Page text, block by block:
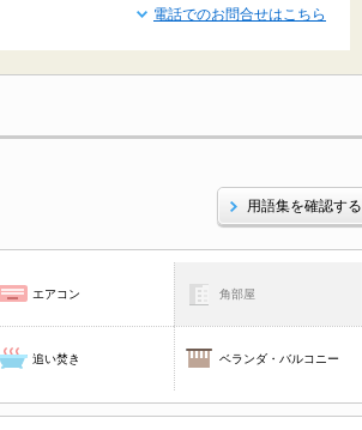
電話でのお問合せはこちら
用語集を確認する
エアコン 角部屋
追い焚き ベランダ・バルコニー